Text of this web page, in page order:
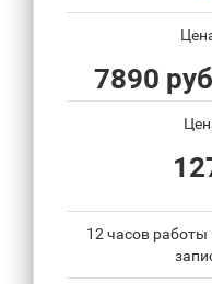
7890
12 часов работы